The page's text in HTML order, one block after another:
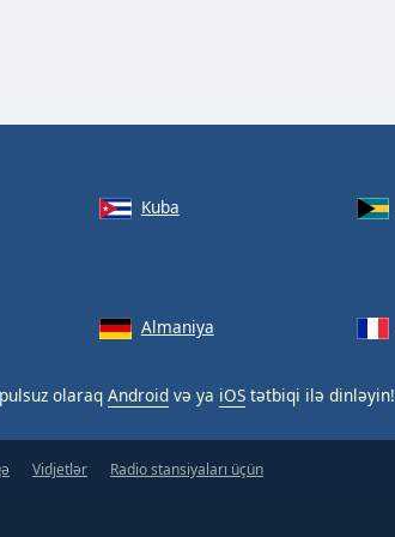
Kuba
Almaniya
olaraq Android və ya iOS tətbiqi ilə dinləyin!
Vidjetlər Radio stansiyaları üçün